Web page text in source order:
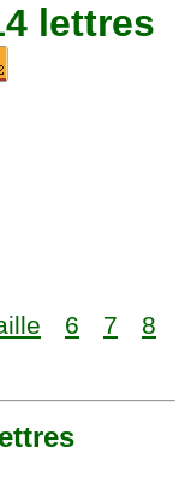
lettres
6 7
8